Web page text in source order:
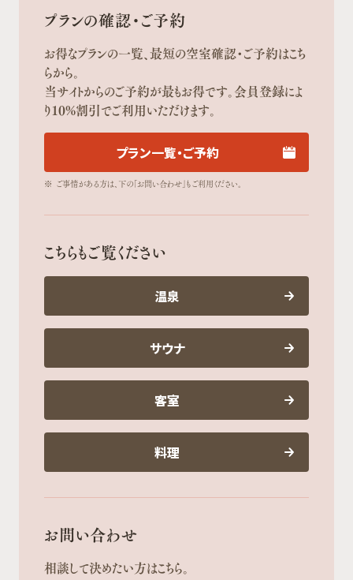
プランの確認・ご予約
お得なプランの一覧、最短の空室確認・ご予約はこち
らから。
当サイトからのご予約が最もお得です。会員登録によ
り10%割引でご利用いただけます。
プラン一覧・ご予約
※ ご事情がある方は、下の「お問い合わせ」もご利用ください。
こちらもご覧ください
温泉
サウナ
客室
料理
お問い合わせ
相談して決めたい方はこちら。